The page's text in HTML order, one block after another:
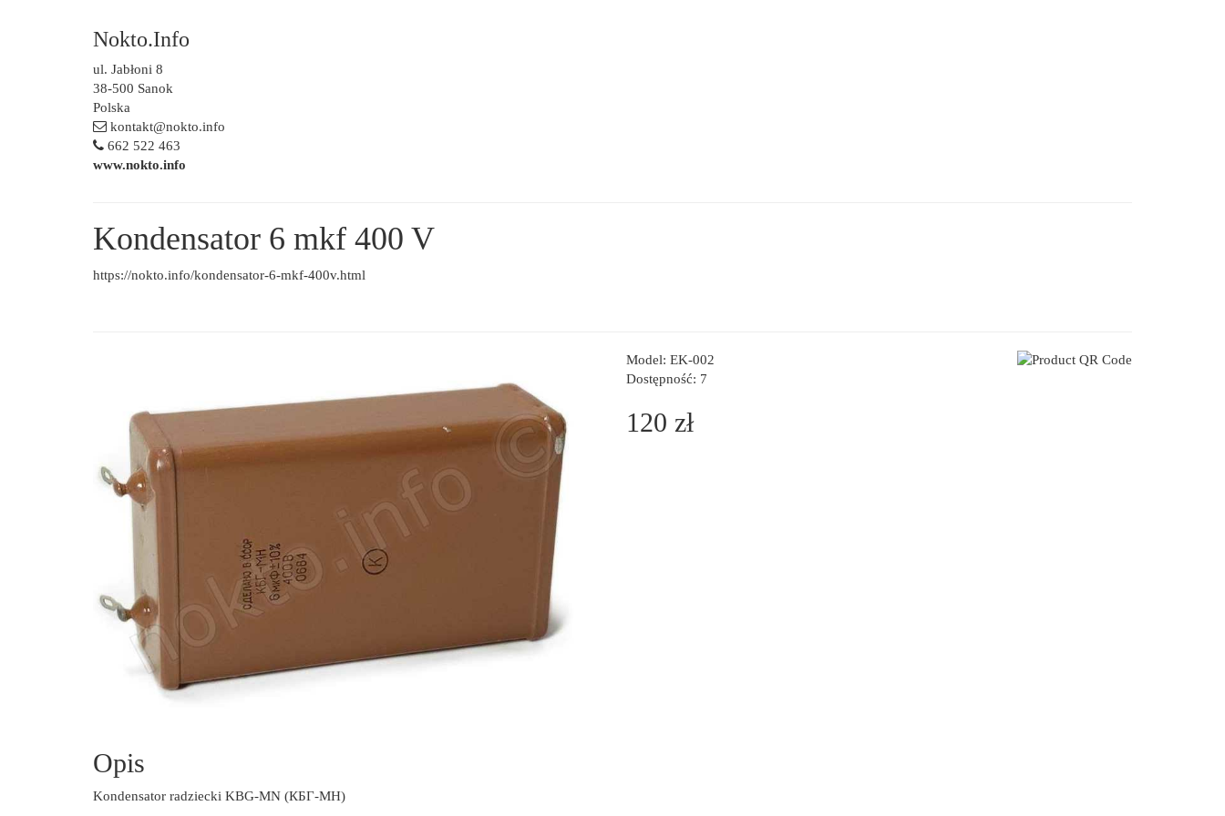
Nokto.Info
ul. Jabłoni 8
38-500 Sanok
Polska
kontakt@nokto.info
662 522 463
www.nokto.info
Kondensator 6 mkf 400 V
https://nokto.info/kondensator-6-mkf-400v.html
Model: EK-002
Dostępność: 7
120 zł
Opis
Kondensator radziecki KBG-MN (КБГ-МН)